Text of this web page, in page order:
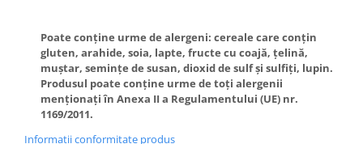
Poate conține urme de alergeni: cereale care conțin
gluten, arahide, soia, lapte, fructe cu coajă, țelină,
muștar, semințe de susan, dioxid de sulf și sulfiți, lupin.
Produsul poate conține urme de toți alergenii
menționați în Anexa II a Regulamentului (UE) nr.
1169/2011.
Informatii conformitate produs